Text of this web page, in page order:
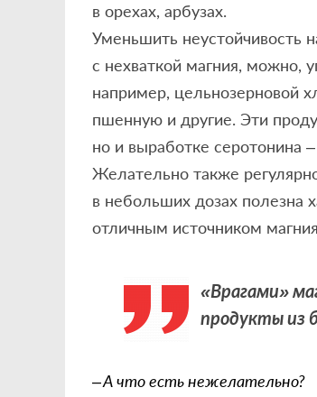
в орехах, арбузах.
Уменьшить неустойчивость
с нехваткой магния, можно,
например, цельнозерновой
пшенную и другие. Эти
но и выработке серотонина
Желательно также
в небольших дозах полезна
отличным источником
«Врагами»
продукты из
– А что есть нежелательно?